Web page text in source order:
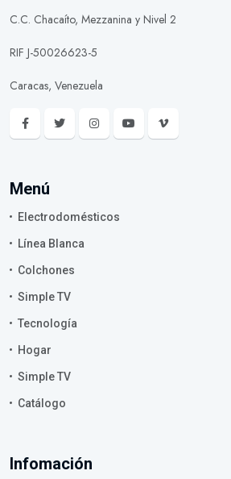
C.C. Chacaíto, Mezzanina y Nivel 2
RIF J-50026623-5
Caracas, Venezuela
Menú
Electrodomésticos
Línea Blanca
Colchones
Simple TV
Tecnología
Hogar
Simple TV
Catálogo
Infomación